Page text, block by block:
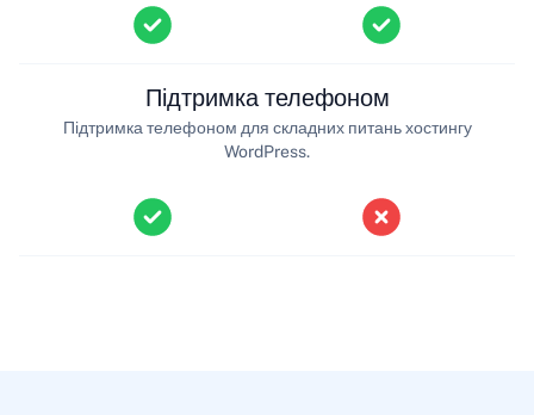
Підтримка телефоном
Підтримка телефоном для складних питань хостингу
WordPress.